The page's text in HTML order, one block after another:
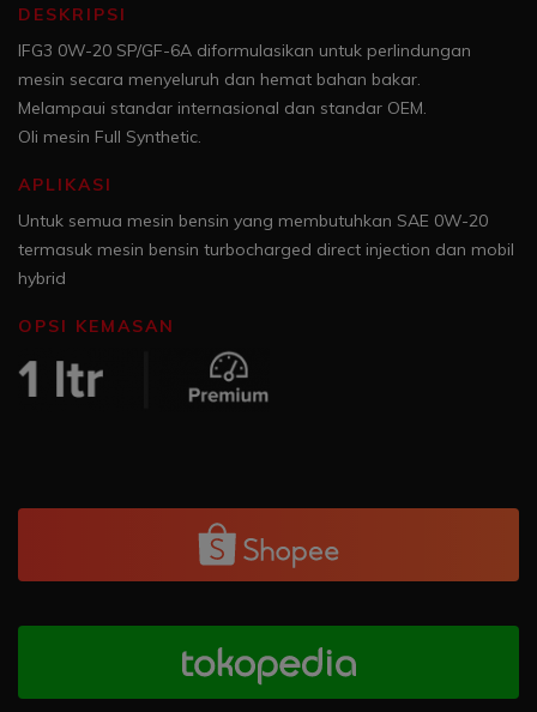
DESKRIPSI
IFG3 0W-20 SP/GF-6A diformulasikan untuk perlindungan
mesin secara menyeluruh dan hemat bahan bakar.
Melampaui standar internasional dan standar OEM.
Oli mesin Full Synthetic.
APLIKASI
Untuk semua mesin bensin yang membutuhkan SAE 0W-20
termasuk mesin bensin turbocharged direct injection dan mobil
hybrid
OPSI KEMASAN